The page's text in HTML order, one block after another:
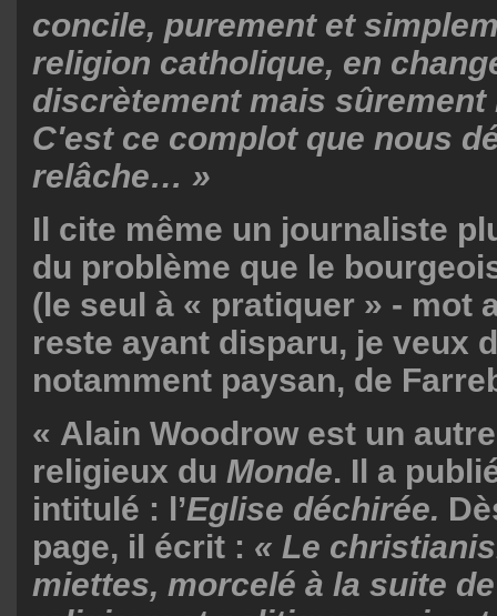
concile, purement et
religion catholique, en
discrètement mais sûrement
C'est ce complot que nous
relâche… »
Il cite même un journaliste
du problème que le
(le seul à « pratiquer » - mot
reste ayant disparu, je veux
notamment paysan, de
« Alain Woodrow est un
religieux du Monde. Il a
intitulé : l’Eglise déchirée.
page, il écrit : « Le
miettes, morcelé à la suite